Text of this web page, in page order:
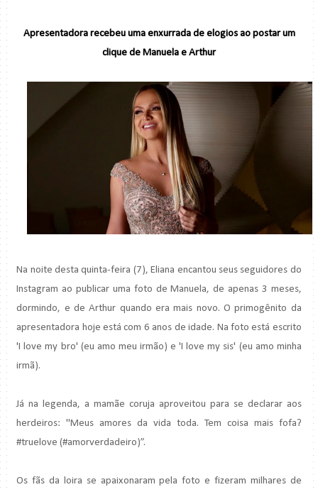
Apresentadora recebeu uma enxurrada de elogios ao postar um
clique de Manuela e Arthur
Na noite desta quinta-feira (7), Eliana encantou seus seguidores do
Instagram ao publicar uma foto de Manuela, de apenas 3 meses,
dormindo, e de Arthur quando era mais novo. O primogênito da
apresentadora hoje está com 6 anos de idade. Na foto está escrito
'I love my bro' (eu amo meu irmão) e 'I love my sis' (eu amo minha
irmã).
Já na legenda, a mamãe coruja aproveitou para se declarar aos
herdeiros: "Meus amores da vida toda. Tem coisa mais fofa?
#truelove (#amorverdadeiro)”.
Os fãs da loira se apaixonaram pela foto e fizeram milhares de